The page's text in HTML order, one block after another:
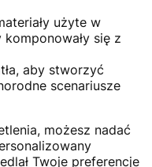
użyte w
się z
aby stworzyć
scenariusze
możesz nadać
Twoje preferencje